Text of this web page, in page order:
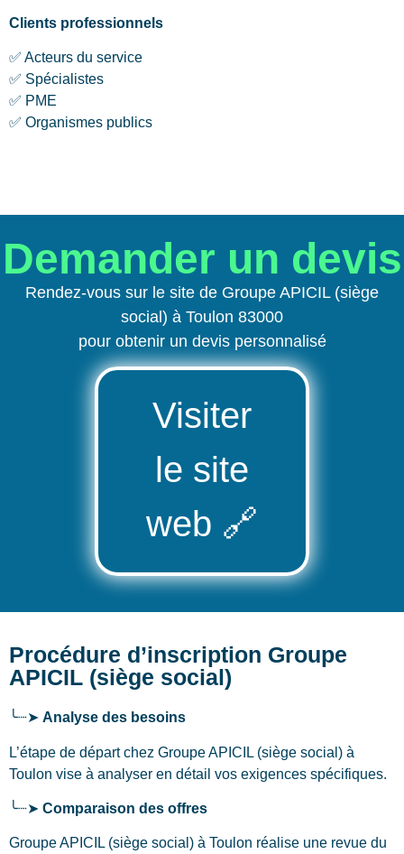
Clients professionnels
✅ Acteurs du service
✅ Spécialistes
✅ PME
✅ Organismes publics
Demander un devis
Rendez-vous sur le site de Groupe APICIL (siège
social) à Toulon 83000
pour obtenir un devis personnalisé
Visiter
le site
web 🔗
Procédure d’inscription Groupe
APICIL (siège social)
╰┈➤ Analyse des besoins
L’étape de départ chez Groupe APICIL (siège social) à
Toulon vise à analyser en détail vos exigences spécifiques.
╰┈➤ Comparaison des offres
Groupe APICIL (siège social) à Toulon réalise une revue du